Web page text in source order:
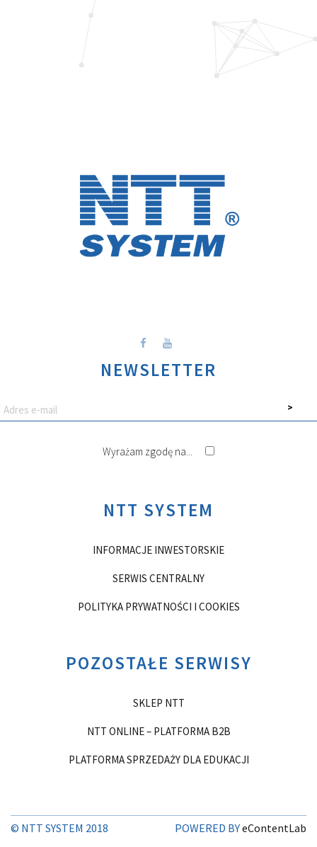
NEWSLETTER
Wyrażam zgodę na...
NTT SYSTEM
INFORMACJE INWESTORSKIE
SERWIS CENTRALNY
POLITYKA PRYWATNOŚCI I COOKIES
POZOSTAŁE SERWISY
SKLEP NTT
NTT ONLINE – PLATFORMA B2B
PLATFORMA SPRZEDAŻY DLA EDUKACJI
© NTT SYSTEM 2018 POWERED BYeContentLab